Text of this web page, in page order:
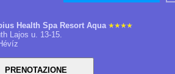
Health Spa Resort Aqua
Lajos u. 13-15.